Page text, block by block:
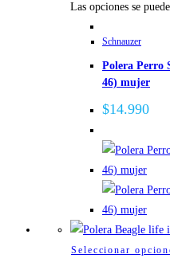
Las opciones se
Schnauzer
Polera Perro
46) mujer
$14.990
Seleccionar